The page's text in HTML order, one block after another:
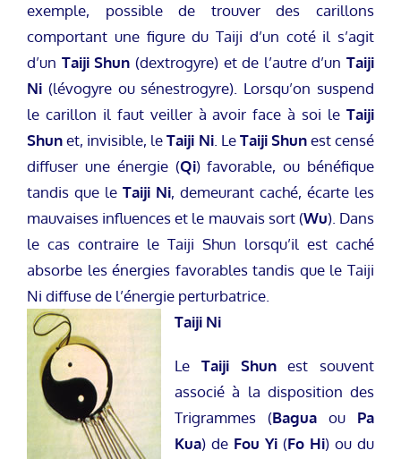
exemple, possible de trouver des carillons
comportant une figure du Taiji d’un coté il s’agit
d’un Taiji Shun (dextrogyre) et de l’autre d’un Taiji
Ni (lévogyre ou sénestrogyre). Lorsqu’on suspend
le carillon il faut veiller à avoir face à soi le Taiji
Shunet, invisible, leTaiji Ni. LeTaiji Shunest censé
diffuser une énergie (Qi) favorable, ou bénéfique
tandis que le Taiji Ni, demeurant caché, écarte les
mauvaises influences et le mauvais sort (Wu). Dans
le cas contraire le Taiji Shun lorsqu’il est caché
absorbe les énergies favorables tandis que le Taiji
Ni diffuse de l’énergie perturbatrice.
Taiji Ni
Le Taiji Shunest souvent
associé à la disposition des
Trigrammes (Bagua ou Pa
Kua) de Fou Yi (Fo Hi) ou du